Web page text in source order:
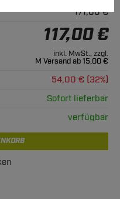
171,00 €
117,00 €
inkl. MwSt., zzgl.
M Versand ab 15,00 €
54,00 € (32%)
Sofort lieferbar
verfügbar